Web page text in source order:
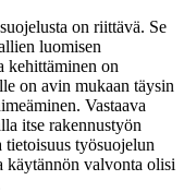
on riittävä. Se
luomisen
kehittäminen on
on avin mukaan täysin
Vastaava
itse rakennustyön
työsuojelun
käytännön valvonta olisi